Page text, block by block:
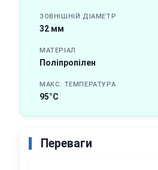
ЗОВНІШНІЙ ДІАМЕТР
32 мм
МАТЕРІАЛ
Поліпропілен
МАКС. ТЕМПЕРАТУРА
95°C
Переваги